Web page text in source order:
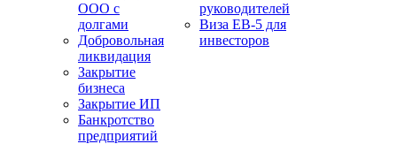
ООО с
долгами
Добровольная
ликвидация
Закрытие
бизнеса
Закрытие ИП
Банкротство
предприятий
руководителей
Виза EB-5 для
инвесторов